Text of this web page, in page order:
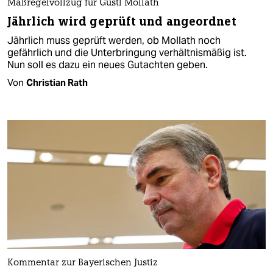
Maßregelvollzug für Gustl Mollath
Jährlich wird geprüft und angeordnet
Jährlich muss geprüft werden, ob Mollath noch
gefährlich und die Unterbringung verhältnismäßig ist.
Nun soll es dazu ein neues Gutachten geben.
Von Christian Rath
Kommentar zur Bayerischen Justiz